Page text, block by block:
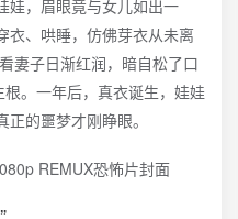
娃，眉眼竟与女儿如出一
衣、哄睡，仿佛芽衣从未离
妻子日渐红润，暗自松了口
根。一年后，真衣诞生，娃娃
的噩梦才刚睁眼。